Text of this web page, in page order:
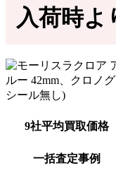
入荷時よ
9社平均買取価格
一括査定事例